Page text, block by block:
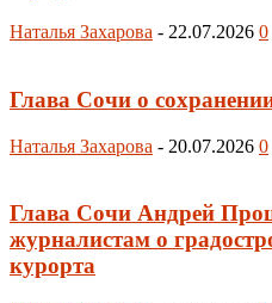
Наталья Захарова - 22.07.2026 0
Глава Сочи о
Наталья Захарова - 20.07.2026 0
Глава Сочи Андрей
журналистам о
курорта